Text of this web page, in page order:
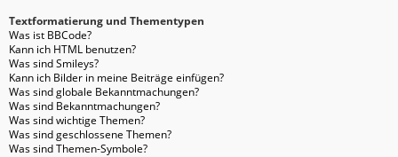
Textformatierung und Thementypen
Was ist BBCode?
Kann ich HTML benutzen?
Was sind Smileys?
Kann ich Bilder in meine Beiträge einfügen?
Was sind globale Bekanntmachungen?
Was sind Bekanntmachungen?
Was sind wichtige Themen?
Was sind geschlossene Themen?
Was sind Themen-Symbole?